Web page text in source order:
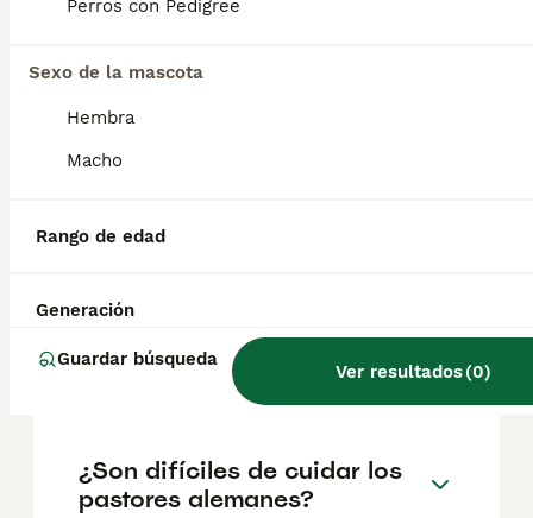
Perros con Pedigree
Sexo de la mascota
Hembra
Macho
Rango de edad
Generación
Guardar búsqueda
Ver resultados(0)
¿Es bueno tener un pastor
¿Es seguro acariciar a un
¿Dónde debe dormir un
cachorro pastor alemán?
¿Son difíciles de cuidar los
pastores alemanes?